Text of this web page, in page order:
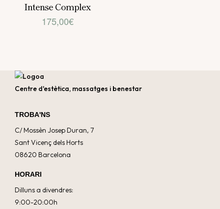
Intense Complex
175,00€
Centre d'estètica, massatges i benestar
TROBA'NS
C/ Mossèn Josep Duran, 7
Sant Vicenç dels Horts
08620 Barcelona
HORARI
Dilluns a divendres:
9:00-20:00h